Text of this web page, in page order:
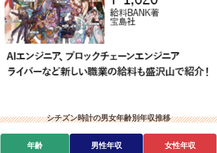
シチズン時計の男女年齢別年収推移
年齢 男性年収 女性年収